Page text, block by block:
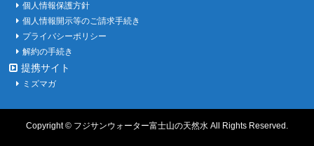
個人情報保護方針
個人情報開示等のご請求手続き
プライバシーポリシー
解約の手続き
提携サイト
ミズマガ
Copyright © フジサンウォーター富士山の天然水All Rights Reserved.